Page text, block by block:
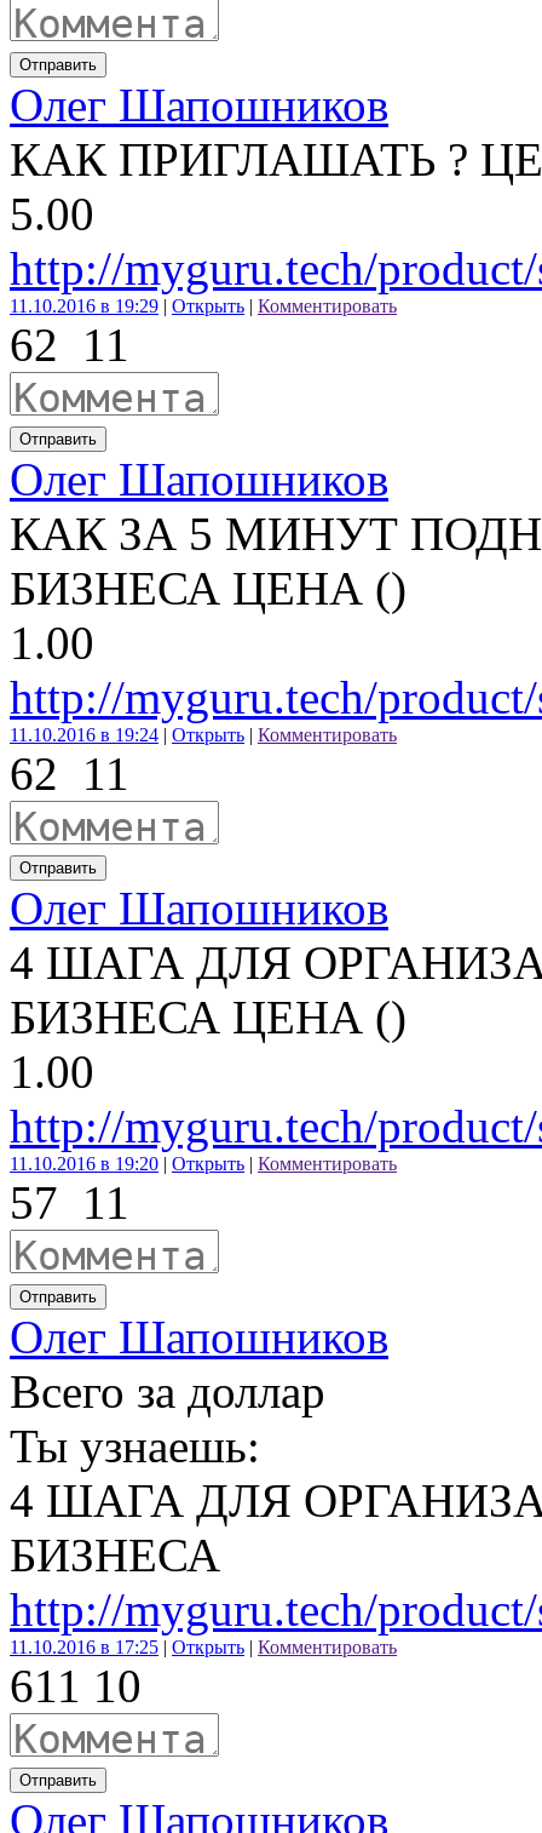
Отправить
Олег Шапошников
КАК ПРИГЛАШАТЬ ?
5.00
http://myguru.tech/product/
11.10.2016 в 19:29 | Открыть | Комментировать
62 11
Отправить
Олег Шапошников
КАК ЗА 5 МИНУТ
БИЗНЕСА ЦЕНА ()
1.00
http://myguru.tech/product/
11.10.2016 в 19:24 | Открыть | Комментировать
62 11
Отправить
Олег Шапошников
4 ШАГА ДЛЯ
БИЗНЕСА ЦЕНА ()
1.00
http://myguru.tech/product/
11.10.2016 в 19:20 | Открыть | Комментировать
57 11
Отправить
Олег Шапошников
Всего за доллар
Ты узнаешь:
4 ШАГА ДЛЯ
БИЗНЕСА
http://myguru.tech/product/
11.10.2016 в 17:25 | Открыть | Комментировать
611 10
Отправить
Олег Шапошников